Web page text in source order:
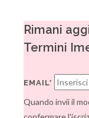
Rimani
Termini
EMAIL*
Quando invii il